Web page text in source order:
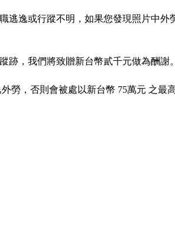
逃逸或行蹤不明，如果您發現照片中
跡，我們將致贈新台幣貳千元做為酬謝
勞，否則會被處以新台幣 75萬元 之最高